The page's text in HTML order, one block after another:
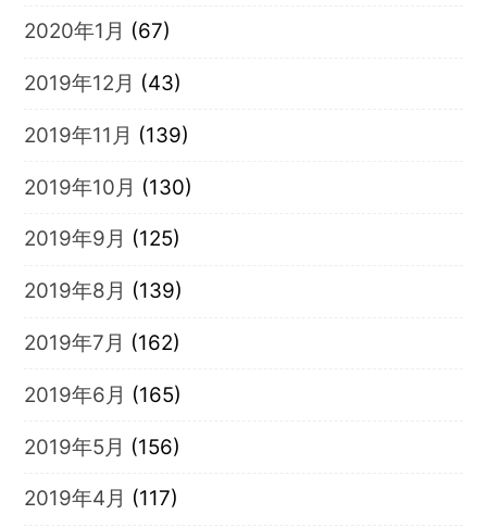
2020年1月 (67)
2019年12月 (43)
2019年11月 (139)
2019年10月 (130)
2019年9月 (125)
2019年8月 (139)
2019年7月 (162)
2019年6月 (165)
2019年5月 (156)
2019年4月 (117)